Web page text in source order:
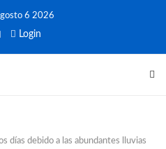
6 2026
Login
días debido a las abundantes lluvias